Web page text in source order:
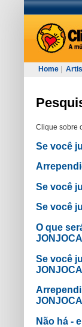
Home
Clique sobre
Se você
Se você
Se você
O que
Se você
Não há -